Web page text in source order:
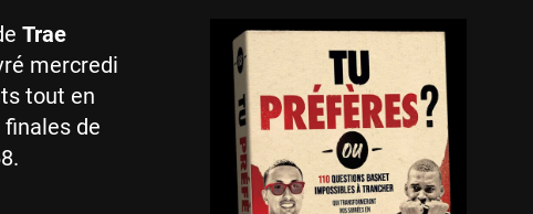
Trae
mercredi
tout en
de